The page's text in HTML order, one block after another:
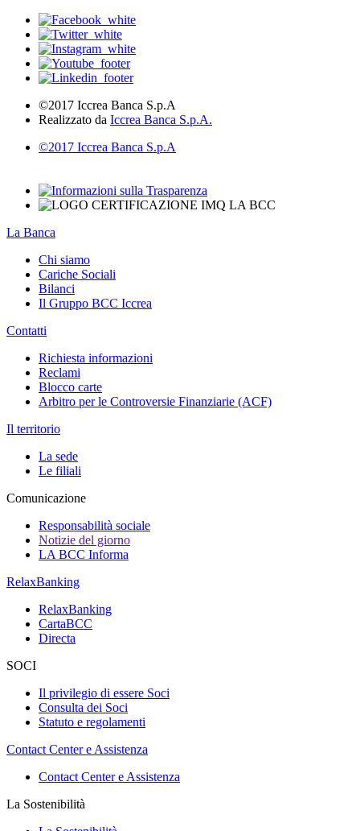
©2017 Iccrea Banca S.p.A
Realizzato da Iccrea Banca S.p.A.
©2017 Iccrea Banca S.p.A
La Banca
Chi siamo
Cariche Sociali
Bilanci
Il Gruppo BCC Iccrea
Contatti
Richiesta informazioni
Reclami
Blocco carte
Arbitro per le Controversie Finanziarie (ACF)
Il territorio
La sede
Le filiali
Comunicazione
Responsabilità sociale
Notizie del giorno
LA BCC Informa
RelaxBanking
RelaxBanking
CartaBCC
Directa
SOCI
Il privilegio di essere Soci
Consulta dei Soci
Statuto e regolamenti
Contact Center e Assistenza
Contact Center e Assistenza
La Sostenibilità